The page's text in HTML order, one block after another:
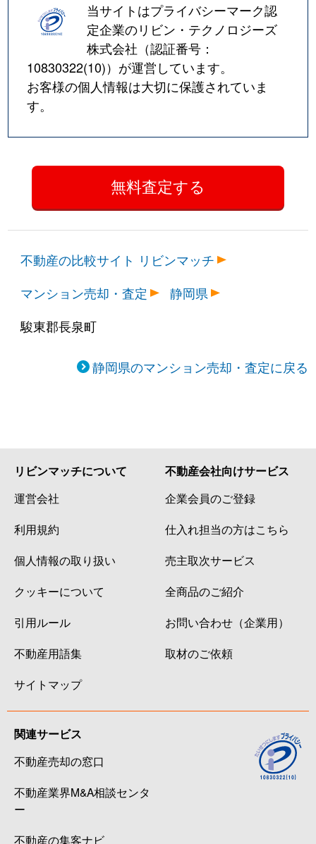
当サイトはプライバシーマーク認
定企業のリビン・テクノロジーズ
株式会社（認証番号：
10830322(10)）が運営しています。
お客様の個人情報は大切に保護されていま
す。
不動産の比較サイト リビンマッチ
マンション売却・査定
静岡県
駿東郡長泉町
静岡県のマンション売却・査定に戻る
リビンマッチについて
運営会社
利用規約
個人情報の取り扱い
クッキーについて
引用ルール
不動産用語集
サイトマップ
不動産会社向けサービス
企業会員のご登録
仕入れ担当の方はこちら
売主取次サービス
全商品のご紹介
お問い合わせ（企業用）
取材のご依頼
関連サービス
不動産売却の窓口
不動産業界M&A相談センタ
ー
不動産の集客ナビ